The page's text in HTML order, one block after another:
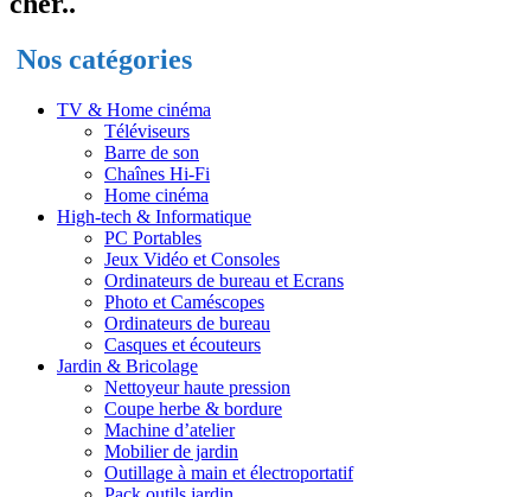
Nos catégories
TV & Home cinéma
Téléviseurs
Barre de son
Chaînes Hi-Fi
Home cinéma
High-tech & Informatique
PC Portables
Jeux Vidéo et Consoles
Ordinateurs de bureau et Ecrans
Photo et Caméscopes
Ordinateurs de bureau
Casques et écouteurs
Jardin & Bricolage
Nettoyeur haute pression
Coupe herbe & bordure
Machine d’atelier
Mobilier de jardin
Outillage à main et électroportatif